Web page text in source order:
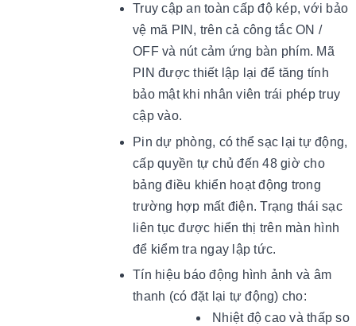
Truy cập an toàn cấp độ kép, với bảo
vệ mã PIN, trên cả công tắc ON /
OFF và nút cảm ứng bàn phím. Mã
PIN được thiết lập lại để tăng tính
bảo mật khi nhân viên trái phép truy
cập vào.
Pin dự phòng, có thể sạc lại tự động,
cấp quyền tự chủ đến 48 giờ cho
bảng điều khiển hoạt động trong
trường hợp mất điện. Trạng thái sạc
liên tục được hiển thị trên màn hình
để kiểm tra ngay lập tức.
Tín hiệu báo động hình ảnh và âm
thanh (có đặt lại tự động) cho:
Nhiệt độ cao và thấp so